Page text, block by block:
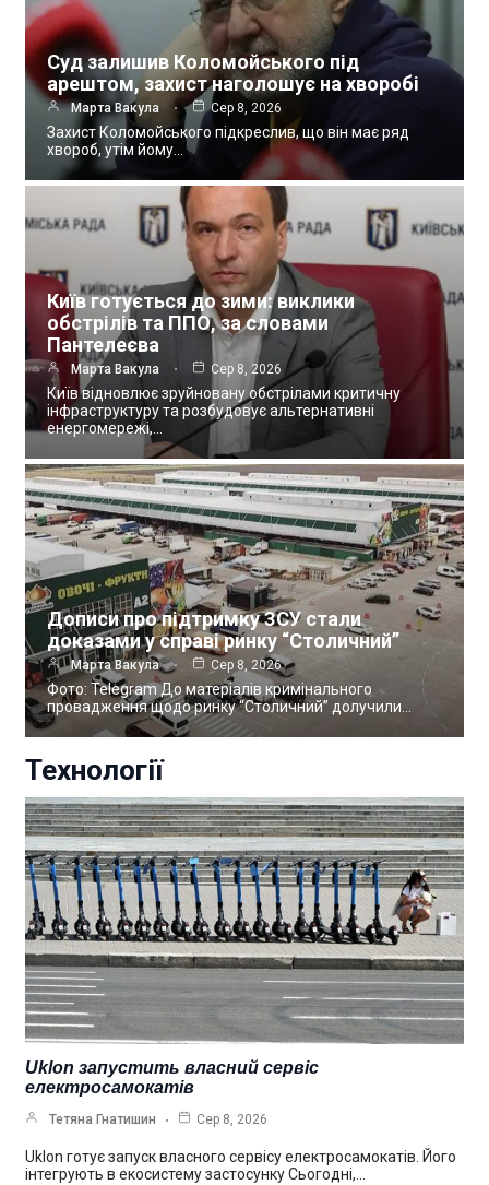
Суд залишив Коломойського під
арештом, захист наголошує на хворобі
Марта Вакула Сер 8, 2026
Захист Коломойського підкреслив, що він має ряд
хвороб, утім йому…
Київ готується до зими: виклики
обстрілів та ППО, за словами
Пантелеєва
Марта Вакула Сер 8, 2026
Київ відновлює зруйновану обстрілами критичну
інфраструктуру та розбудовує альтернативні
енергомережі,…
Дописи про підтримку ЗСУ стали
доказами у справі ринку “Столичний”
Марта Вакула Сер 8, 2026
Фото: Telegram До матеріалів кримінального
провадження щодо ринку “Столичний” долучили…
Технології
Uklon запустить власний сервіс
електросамокатів
Тетяна Гнатишин Сер 8, 2026
Uklon готує запуск власного сервісу електросамокатів. Його
інтегрують в екосистему застосунку Сьогодні,…